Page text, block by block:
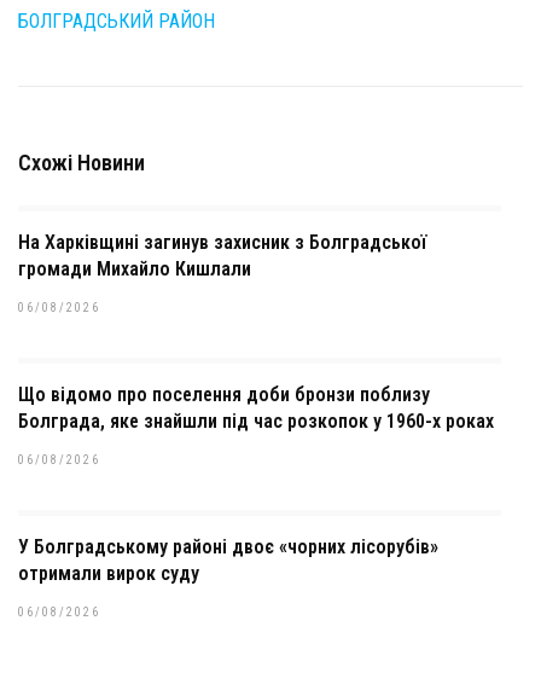
БОЛГРАДСЬКИЙ РАЙОН
Схожі Новини
На Харківщині загинув захисник з Болградської
громади Михайло Кишлали
06/08/2026
Що відомо про поселення доби бронзи поблизу
Болграда, яке знайшли під час розкопок у 1960-х роках
06/08/2026
У Болградському районі двоє «чорних лісорубів»
отримали вирок суду
06/08/2026